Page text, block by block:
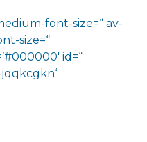
font-size=“ av-
size=“
id=“
jqqkcgkn‘